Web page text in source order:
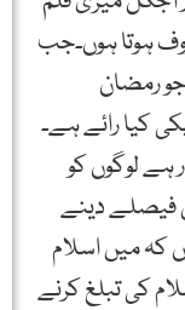
ہوتا ہوں۔جب
جو رمضان
کیا رائے ہے۔
ہے لوگوں کو
فیصلے دینے
کہ میں اسلام
کی تبلغ کرنے